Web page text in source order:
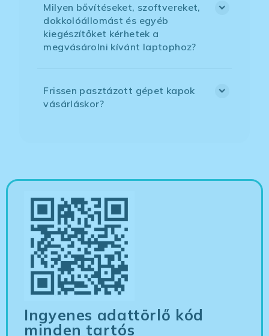
Milyen bővítéseket, szoftvereket,
dokkolóállomást és egyéb
kiegészítőket kérhetek a
megvásárolni kívánt laptophoz?
Frissen pasztázott gépet kapok
vásárláskor?
Ingyenes adattörlő kód
minden tartós